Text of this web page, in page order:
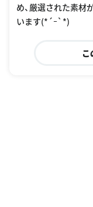
め、厳選された素材
います(*´ｰ`*)